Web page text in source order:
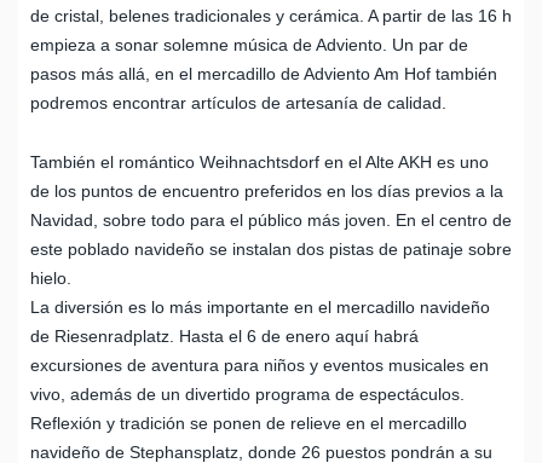
de cristal, belenes tradicionales y cerámica. A partir de las 16 h
empieza a sonar solemne música de Adviento. Un par de
pasos más allá, en el mercadillo de Adviento Am Hof también
podremos encontrar artículos de artesanía de calidad.
También el romántico Weihnachtsdorf en el Alte AKH es uno
de los puntos de encuentro preferidos en los días previos a la
Navidad, sobre todo para el público más joven. En el centro de
este poblado navideño se instalan dos pistas de patinaje sobre
hielo.
La diversión es lo más importante en el mercadillo navideño
de Riesenradplatz. Hasta el 6 de enero aquí habrá
excursiones de aventura para niños y eventos musicales en
vivo, además de un divertido programa de espectáculos.
Reflexión y tradición se ponen de relieve en el mercadillo
navideño de Stephansplatz, donde 26 puestos pondrán a su